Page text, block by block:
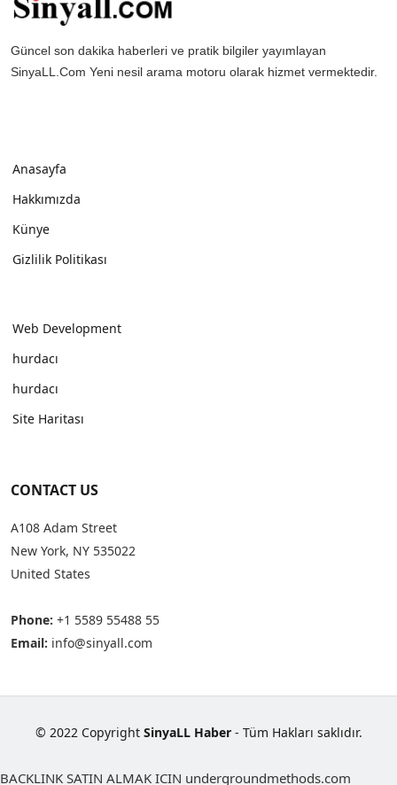
Güncel son dakika haberleri ve pratik bilgiler yayımlayan
SinyaLL.Com Yeni nesil arama motoru olarak hizmet vermektedir.
Anasayfa
Hakkımızda
Künye
Gizlilik Politikası
Web Development
hurdacı
hurdacı
Site Haritası
CONTACT US
A108 Adam Street
New York, NY 535022
United States
Phone: +1 5589 55488 55
Email: info@sinyall.com
© 2022 Copyright SinyaLL Haber- Tüm Hakları saklıdır.
BACKLINK SATIN ALMAK ICIN undergroundmethods.com